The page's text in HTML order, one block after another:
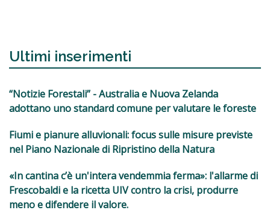
Ultimi inserimenti
“Notizie Forestali” - Australia e Nuova Zelanda
adottano uno standard comune per valutare le foreste
Fiumi e pianure alluvionali: focus sulle misure previste
nel Piano Nazionale di Ripristino della Natura
«In cantina c’è un'intera vendemmia ferma»: l'allarme di
Frescobaldi e la ricetta UIV contro la crisi, produrre
meno e difendere il valore.